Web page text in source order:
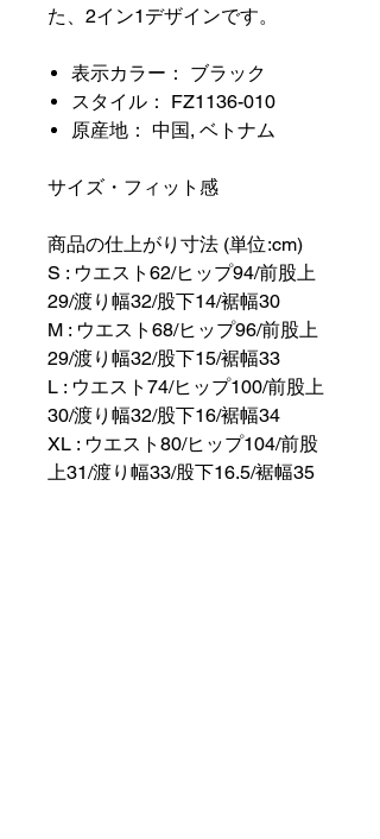
た、2イン1デザインです。
表示カラー： ブラック
スタイル： FZ1136-010
原産地： 中国, ベトナム
サイズ・フィット感
商品の仕上がり寸法 (単位:cm)
S : ウエスト62/ヒップ94/前股上
29/渡り幅32/股下14/裾幅30
M : ウエスト68/ヒップ96/前股上
29/渡り幅32/股下15/裾幅33
L : ウエスト74/ヒップ100/前股上
30/渡り幅32/股下16/裾幅34
XL : ウエスト80/ヒップ104/前股
上31/渡り幅33/股下16.5/裾幅35